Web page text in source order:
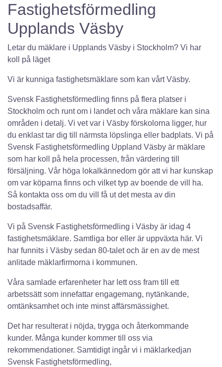
Fastighetsförmedling
Upplands Väsby
Letar du mäklare i Upplands Väsby i Stockholm? Vi har
koll på läget
Vi är kunniga fastighetsmäklare som kan vårt Väsby.
Svensk Fastighetsförmedling finns på flera platser i
Stockholm och runt om i landet och våra mäklare kan sina
områden i detalj. Vi vet var i Väsby förskolorna ligger, hur
du enklast tar dig till närmsta löpslinga eller badplats. Vi på
Svensk Fastighetsförmedling Uppland Väsby är mäklare
som har koll på hela processen, från värdering till
försäljning. Vår höga lokalkännedom gör att vi har kunskap
om var köparna finns och vilket typ av boende de vill ha.
Så kontakta oss om du vill få ut det mesta av din
bostadsaffär.
Vi på Svensk Fastighetsförmedling i Väsby är idag 4
fastighetsmäklare. Samtliga bor eller är uppväxta här. Vi
har funnits i Väsby sedan 80-talet och är en av de mest
anlitade mäklarfirmorna i kommunen.
Våra samlade erfarenheter har lett oss fram till ett
arbetssätt som innefattar engagemang, nytänkande,
omtänksamhet och inte minst affärsmässighet.
Det har resulterat i nöjda, trygga och återkommande
kunder. Många kunder kommer till oss via
rekommendationer. Samtidigt ingår vi i mäklarkedjan
Svensk Fastighetsförmedling,